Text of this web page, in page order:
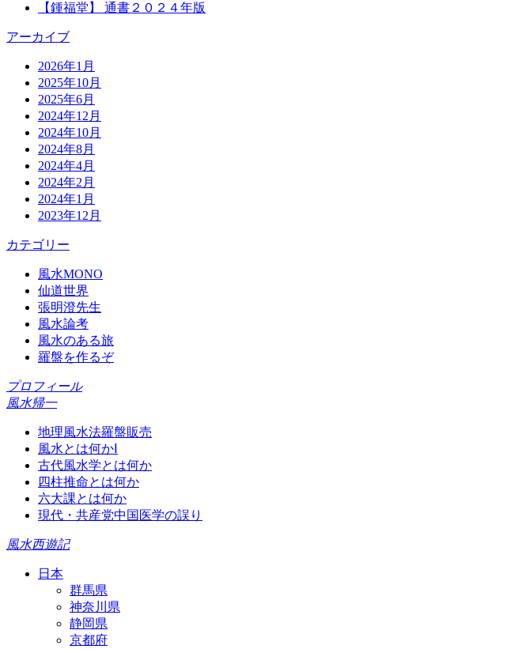
【鍾福堂】 通書２０２４年版
アーカイブ
2026年1月
2025年10月
2025年6月
2024年12月
2024年10月
2024年8月
2024年4月
2024年2月
2024年1月
2023年12月
カテゴリー
風水MONO
仙道世界
張明澄先生
風水論考
風水のある旅
羅盤を作るぞ
プロフィール
風水帰一
地理風水法羅盤販売
風水とは何かⅠ
古代風水学とは何か
四柱推命とは何か
六大課とは何か
現代・共産党中国医学の誤り
風水西遊記
日本
群馬県
神奈川県
静岡県
京都府